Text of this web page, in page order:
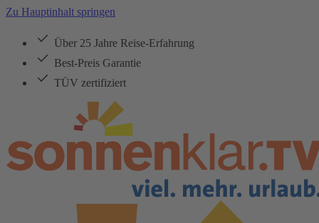
Zu Hauptinhalt springen
Über 25 Jahre Reise-Erfahrung
Best-Preis Garantie
TÜV zertifiziert